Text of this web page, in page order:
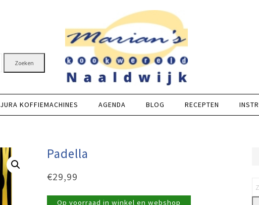
Zoeken
JURA KOFFIEMACHINES AGENDA BLOG RECEPTEN
Padella
€29,99
Op voorraad in winkel en webshop